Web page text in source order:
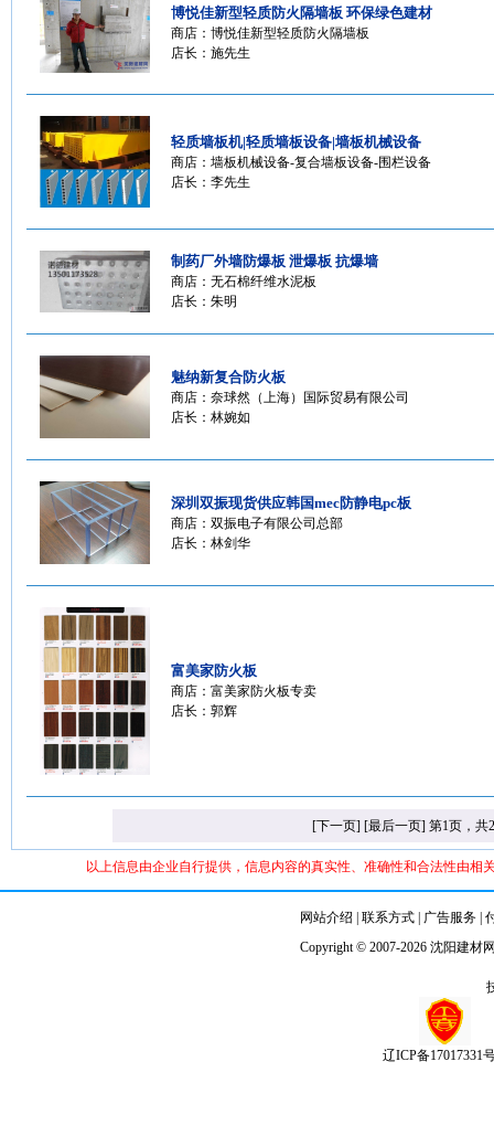
博悦佳新型轻质防火隔墙板 环保绿色建材
商店： 博悦佳新型轻质防火隔墙板
店长：施先生
轻质墙板机|轻质墙板设备|墙板机械设备
商店： 墙板机械设备-复合墙板设备-围栏设备
店长：李先生
制药厂外墙防爆板 泄爆板 抗爆墙
商店： 无石棉纤维水泥板
店长：朱明
魅纳新复合防火板
商店： 奈球然（上海）国际贸易有限公司
店长：林婉如
深圳双振现货供应韩国mec防静电pc板
商店： 双振电子有限公司总部
店长：林剑华
富美家防火板
商店： 富美家防火板专卖
店长：郭辉
[下一页] [最后一页] 第1页，共
以上信息由企业自行提供，信息内容的真实性、准确性和合法性由相
网站介绍 联系方式| 广告服务|
Copyright © 2007-2026 沈阳建材
辽ICP备17017331